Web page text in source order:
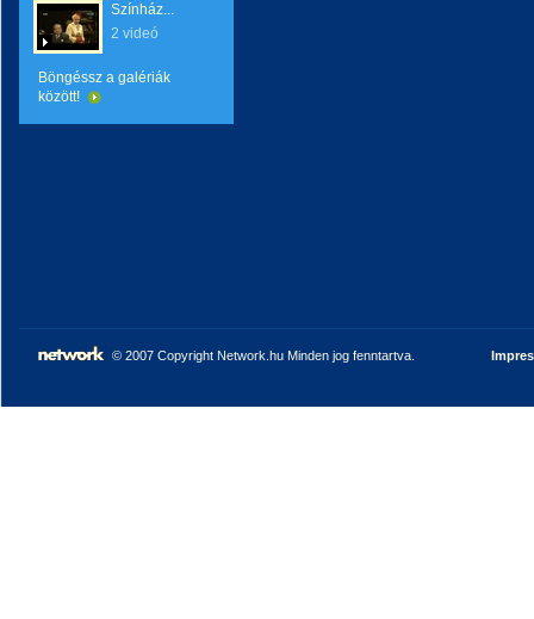
Színház...
2 videó
Böngéssz a galériák
között!
© 2007 Copyright Network.hu Minden jog fenntartva.